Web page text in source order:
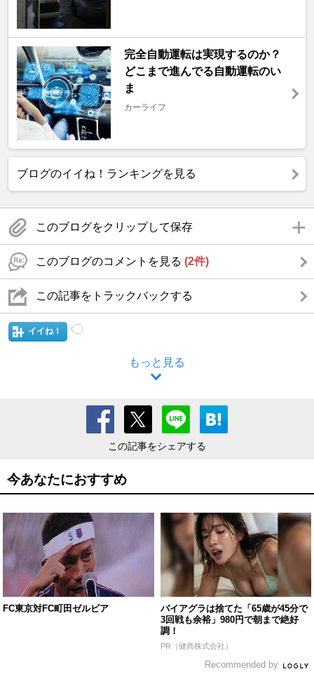
完全自動運転は実現するのか？
どこまで進んでる自動運転のい
ま
カーライフ
ブログのイイね！ランキングを見る
このブログをクリップして保存
このブログのコメントを見る (2件)
この記事をトラックバックする
イイね！
もっと見る
この記事をシェアする
今あなたにおすすめ
FC東京対FC町田ゼルビア
バイアグラは捨てた「65歳が45分で
3回戦も余裕」980円で朝まで絶好
調！
PR（健商株式会社）
Recommended by